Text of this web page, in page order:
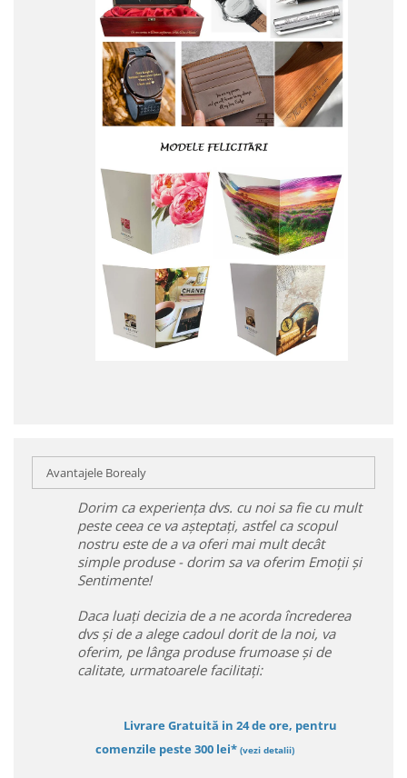
Avantajele Borealy
Dorim ca experiența dvs. cu noi sa fie cu mult
peste ceea ce va așteptați, astfel ca scopul
nostru este de a va oferi mai mult decât
simple produse - dorim sa va oferim Emoții și
Sentimente!
Daca luați decizia de a ne acorda încrederea
dvs și de a alege cadoul dorit de la noi, va
oferim, pe lânga produse frumoase și de
calitate, urmatoarele facilitați:
Livrare Gratuită in 24 de ore, pentru
comenzile peste 300 lei* (vezi detalii)